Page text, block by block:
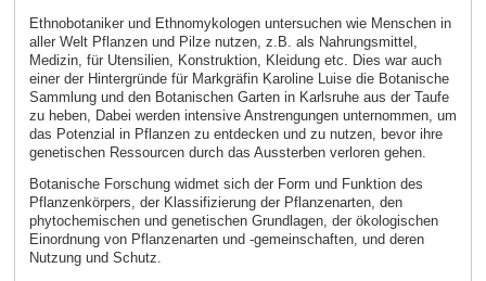
Ethnobotaniker und Ethnomykologen untersuchen wie Menschen in
aller Welt Pflanzen und Pilze nutzen, z.B. als Nahrungsmittel,
Medizin, für Utensilien, Konstruktion, Kleidung etc. Dies war auch
einer der Hintergründe für Markgräfin Karoline Luise die Botanische
Sammlung und den Botanischen Garten in Karlsruhe aus der Taufe
zu heben, Dabei werden intensive Anstrengungen unternommen, um
das Potenzial in Pflanzen zu entdecken und zu nutzen, bevor ihre
genetischen Ressourcen durch das Aussterben verloren gehen.
Botanische Forschung widmet sich der Form und Funktion des
Pflanzenkörpers, der Klassifizierung der Pflanzenarten, den
phytochemischen und genetischen Grundlagen, der ökologischen
Einordnung von Pflanzenarten und -gemeinschaften, und deren
Nutzung und Schutz.